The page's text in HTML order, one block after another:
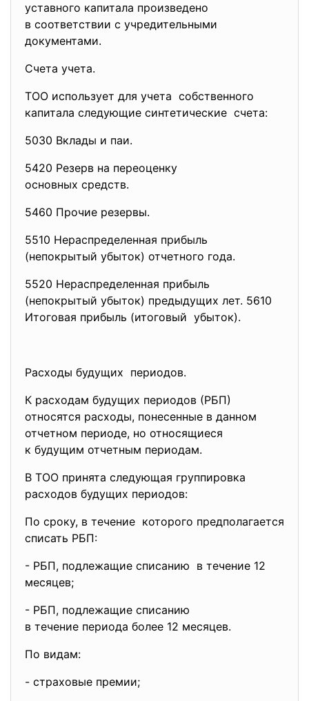
уставного капитала произведено
в соответствии с учредительными
документами.
Счета учета.
ТОО использует для учета собственного
капитала следующие синтетические счета:
5030 Вклады и паи.
5420 Резерв на переоценку
основных средств.
5460 Прочие резервы.
5510 Нераспределенная прибыль
(непокрытый убыток) отчетного года.
5520 Нераспределенная прибыль
(непокрытый убыток) предыдущих лет. 5610
Итоговая прибыль (итоговый убыток).
Расходы будущих периодов.
К расходам будущих периодов (РБП)
относятся расходы, понесенные в данном
отчетном периоде, но относящиеся
к будущим отчетным периодам.
В ТОО принята следующая группировка
расходов будущих периодов:
По сроку, в течение которого предполагается
списать РБП:
- РБП, подлежащие списанию в течение 12
месяцев;
- РБП, подлежащие списанию
в течение периода более 12 месяцев.
По видам:
- страховые премии;